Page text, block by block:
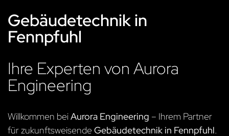
Gebäudetechnik in
Fennpfuhl
Ihre Experten von Aurora
Engineering
Willkommen beiAurora Engineering – Ihrem Partner
für zukunftsweisendeGebäudetechnik in Fennpfuhl.